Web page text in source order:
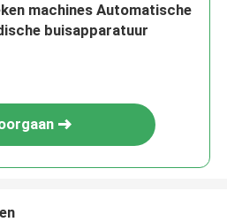
machines Automatische
buisapparatuur